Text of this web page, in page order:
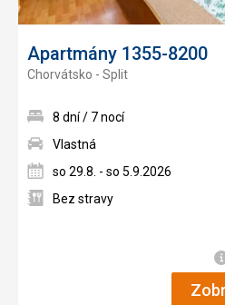
Apartmány 1355-8200
Chorvátsko - Split
8 dní / 7 nocí
Vlastná
so 29.8. - so 5.9.2026
Bez stravy